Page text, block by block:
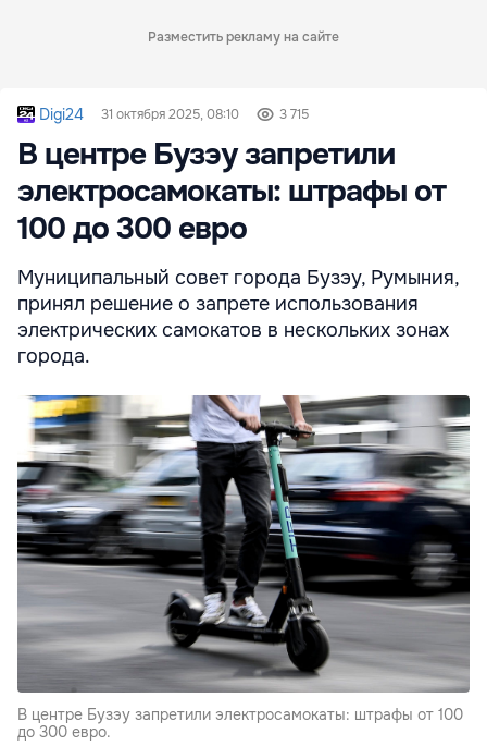
Разместить рекламу на сайте
Digi24 31 октября 2025, 08:10 3 715
В центре Бузэу запретили
электросамокаты: штрафы от
100 до 300 евро
Муниципальный совет города Бузэу, Румыния,
принял решение о запрете использования
электрических самокатов в нескольких зонах
города.
В центре Бузэу запретили электросамокаты: штрафы от 100
до 300 евро.